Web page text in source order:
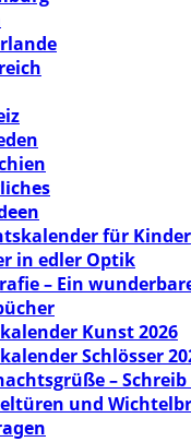
für Kinder
in edler Optik
– Ein
Kunst 2026
Schlösser
–
und